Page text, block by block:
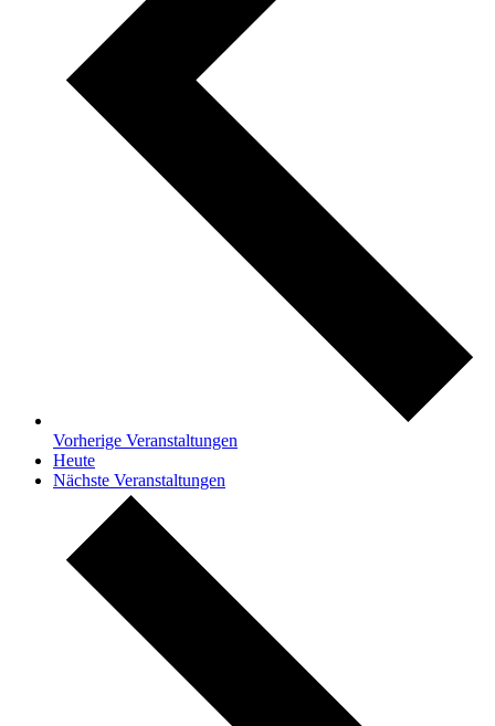
Vorherige Veranstaltungen
Heute
Nächste Veranstaltungen